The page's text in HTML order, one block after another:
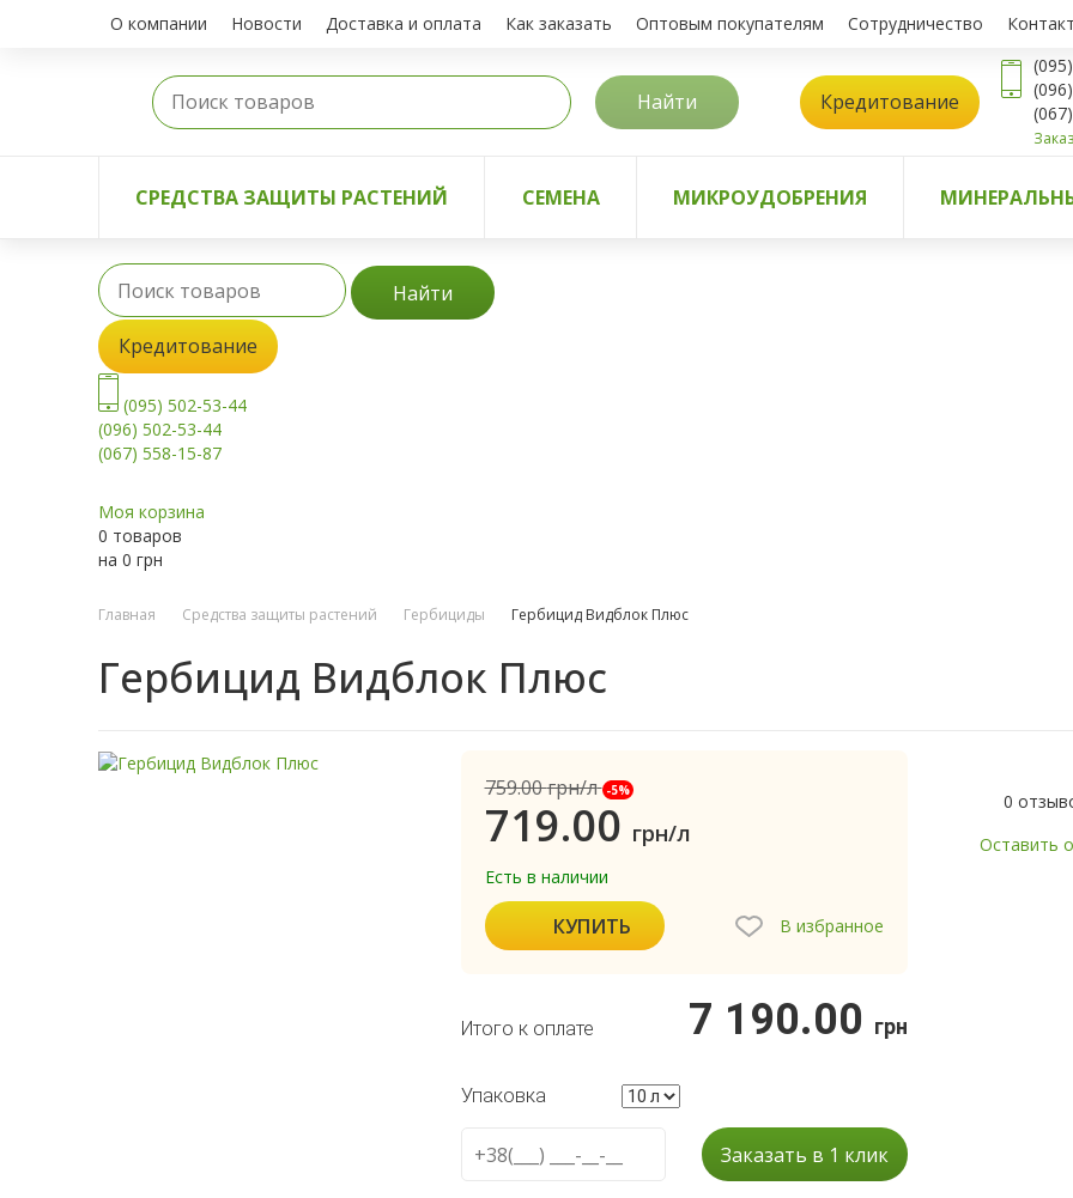
О компании Новости Доставка и оплата Как заказать Оптовым покупателям Сотрудничество
Найти Кредитование
СРЕДСТВА ЗАЩИТЫ РАСТЕНИЙ СЕМЕНА МИКРОУДОБРЕНИЯ
Найти
Кредитование
(095) 502-53-44
(096) 502-53-44
(067) 558-15-87
Моя корзина
0 товаров
на 0 грн
Главная Средства защиты растений Гербициды Гербицид Видблок Плюс
Гербицид Видблок Плюс
759.00грн/л -5%
719.00 грн/л
Есть в наличии
КУПИТЬ В избранное
Итого к оплате 7 190.00 грн
Упаковка
0
Оставить
Заказать в 1 клик